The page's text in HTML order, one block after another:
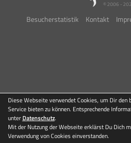
© 2006 -
Besucherstatistik Kontakt
Diese Webseite verwendet Cookies, um Dir den
Service bieten zu können. Entsprechende
unter Datenschutz.
Mit der Nutzung der Webseite erklärst Du Dich
Verwendung von Cookies einverstanden.